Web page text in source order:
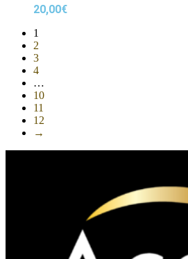
20,00€
1
2
3
4
…
10
11
12
→